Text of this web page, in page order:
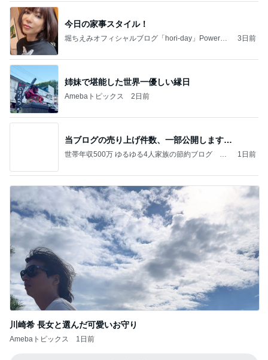
今日の家事スタイル！
堀ちえみオフィシャルブログ「hori-day」Powered
3日前
姉妹で堪能した世界一優しい縁日
Amebaトピックス 2日前
当ブログの売り上げ件数、一部公開します…
世帯年収500万 ゆるゆる4人家族の節約ブログ 〜
1日前
川崎希 長女と選んだ可愛いお守り
Amebaトピックス 1日前